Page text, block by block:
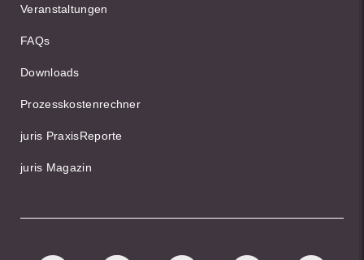
Veranstaltungen
FAQs
Downloads
Prozesskostenrechner
juris PraxisReporte
juris Magazin